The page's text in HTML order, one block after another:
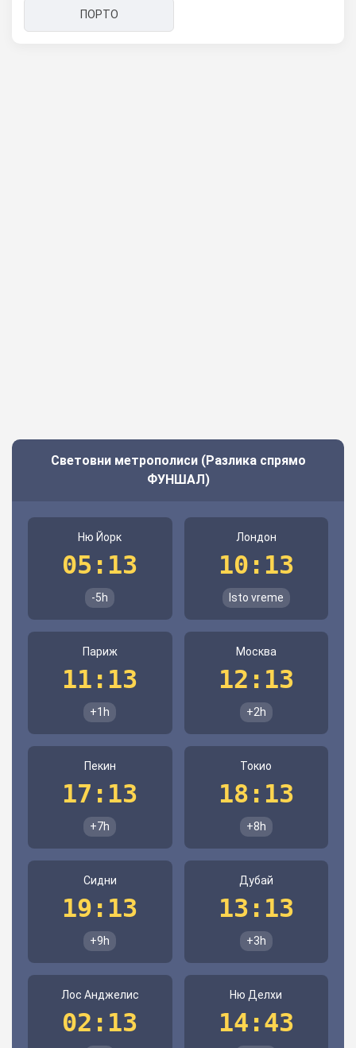
ПОРТО
Световни метрополиси (Разлика спрямо
ФУНШАЛ)
Ню Йорк
05:13
-5h
Лондон
10:13
Isto vreme
Париж
11:13
+1h
Москва
12:13
+2h
Пекин
17:13
+7h
Токио
18:13
+8h
Сидни
19:13
+9h
Дубай
13:13
+3h
Лос Анджелис
02:13
Ню Делхи
14:43